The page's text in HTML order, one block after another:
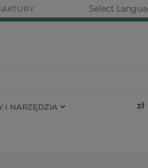
Select
i NARZĘDZIA